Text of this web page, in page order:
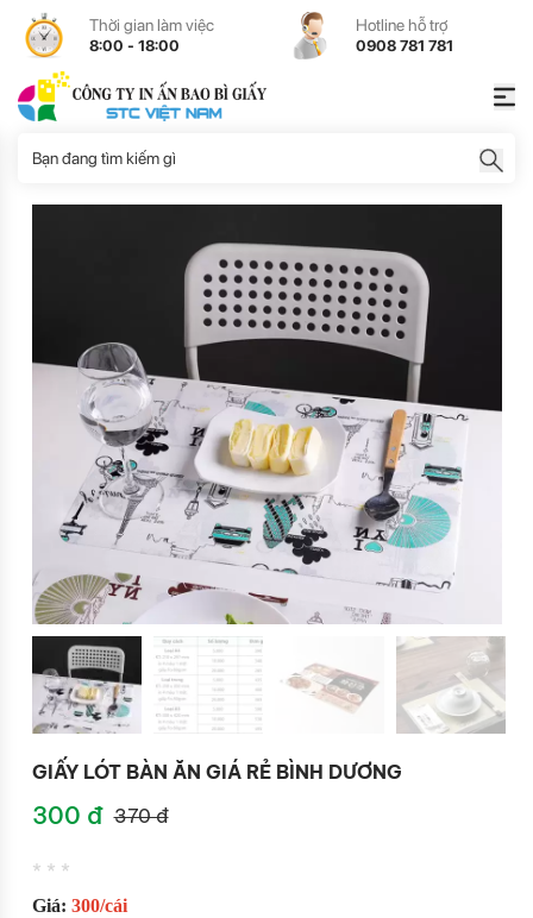
Thời gian làm việc
8:00 - 18:00
Hotline hỗ trợ
0908 781 781
GIẤY LÓT BÀN ĂN GIÁ RẺ BÌNH DƯƠNG
300 đ 370 đ
* * *
Giá: 300/cái